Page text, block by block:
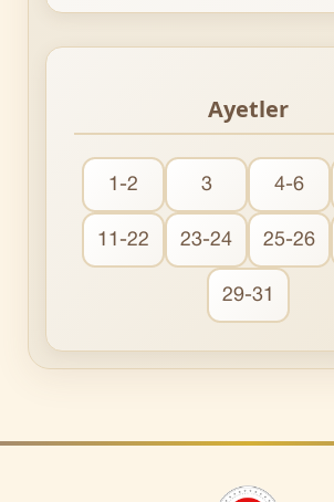
Ayetler
1-2 3 4-6
11-22 23-24 25-26
29-31